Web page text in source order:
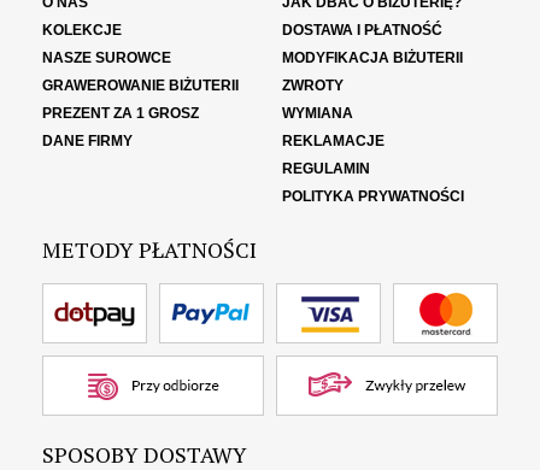
KOLEKCJE
NASZE SUROWCE
GRAWEROWANIE BIŻUTERII
PREZENT ZA 1 GROSZ
DANE FIRMY
DOSTAWA I PŁATNOŚĆ
MODYFIKACJA BIŻUTERII
ZWROTY
WYMIANA
REKLAMACJE
REGULAMIN
POLITYKA PRYWATNOŚCI
METODY PŁATNOŚCI
SPOSOBY DOSTAWY